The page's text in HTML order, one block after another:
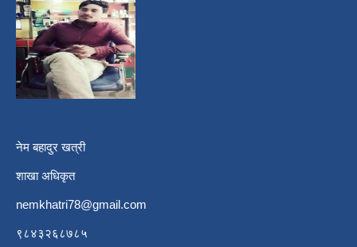
नेम बहादुर खत्री
शाखा अधिकृत
nemkhatri78@gmail.com
९८४३२६८७८५